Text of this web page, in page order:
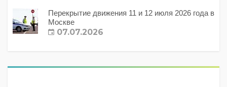
Перекрытие движения 11 и 12 июля 2026 года в
Москве
07.07.2026